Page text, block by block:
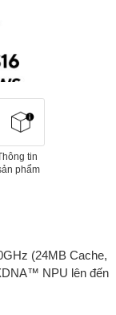
tin
phẩm
(24MB Cache,
NPU lên đến